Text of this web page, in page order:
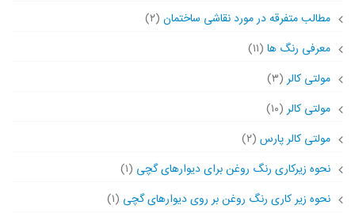
مطالب متفرقه در مورد نقاشی ساختمان (۲)
معرفی رنگ ها (۱۱)
مولتی کالر(۳)
مولتی کالر(۱۰)
مولتی کالر پارس (۲)
نحوه زیرکاری رنگ روغن برای دیوارهای گچی (۱)
نحوه زیر کاری رنگ روغن بر روی دیوارهای گچی (۱)